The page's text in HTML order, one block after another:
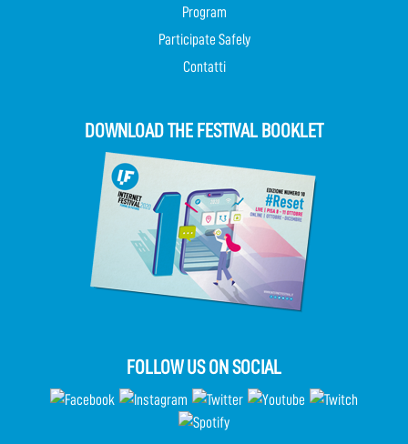
Program
Participate Safely
Contatti
DOWNLOAD THE FESTIVAL BOOKLET
FOLLOW US ON SOCIAL